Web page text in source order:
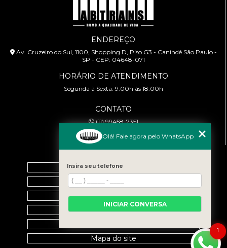
ENDEREÇO
Av. Cruzeiro do Sul, 1100, Shopping D, Piso G3 - Canindé São Paulo -
SP - CEP: 04648-071
HORÁRIO DE ATENDIMENTO
Segunda à Sexta: 9:00h às 18:00h
CONTATO
(11) 99458-7351
cursoabtrans@gmail.com
Home
Empresa
Galeria
Contato
Mapa do site
1
Olá! Fale agora pelo WhatsApp
Insira seu telefone
INICIAR CONVERSA